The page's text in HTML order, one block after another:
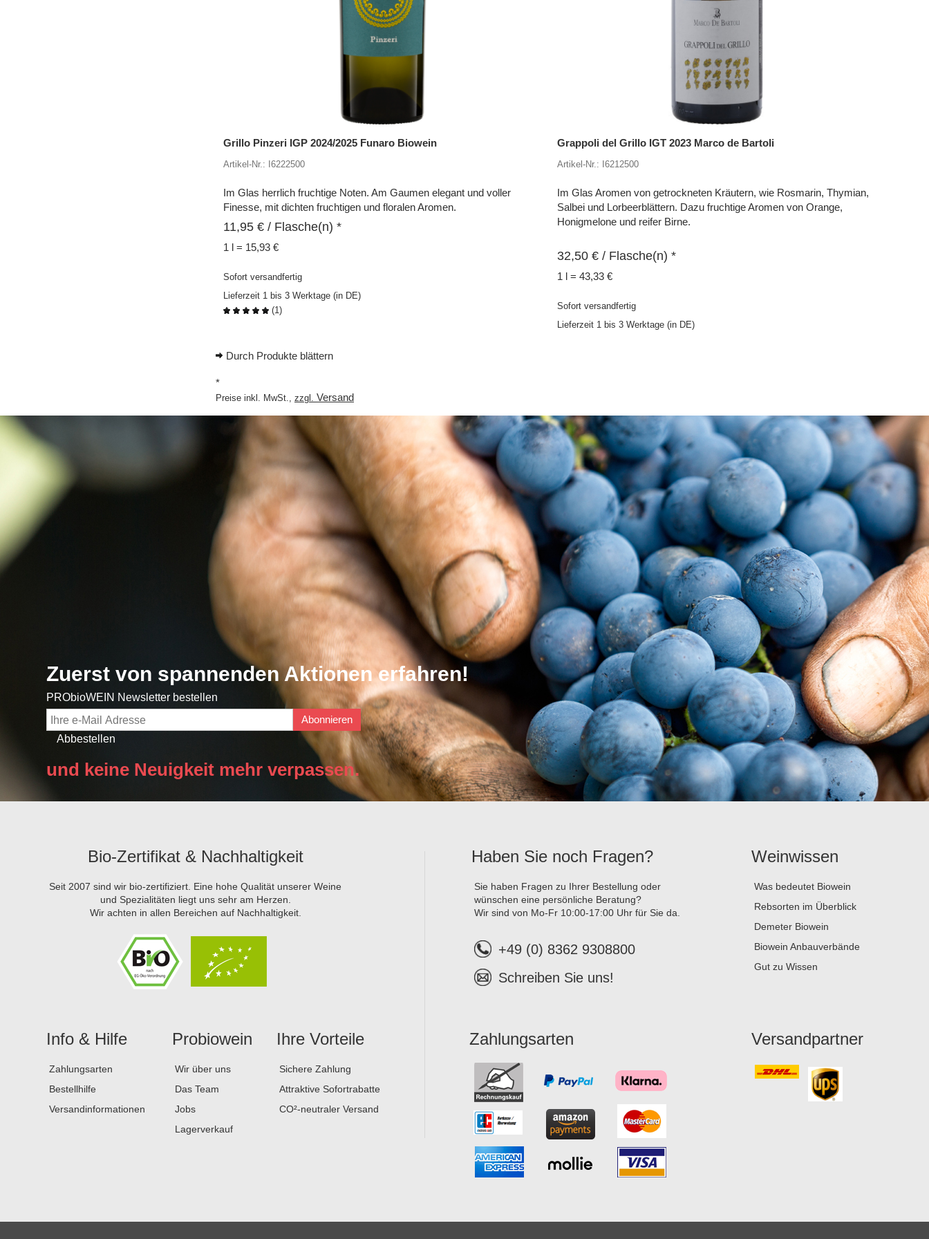
Grillo Pinzeri IGP 2024/2025 Funaro Biowein
Artikel-Nr.: I6222500
Im Glas herrlich fruchtige Noten. Am Gaumen elegant und voller
Finesse, mit dichten fruchtigen und floralen Aromen.
11,95 € / Flasche(n) *
1 l = 15,93 €
Sofort versandfertig
Lieferzeit 1 bis 3 Werktage (in DE)
(1)
Grappoli del Grillo IGT 2023 Marco de Bartoli
Artikel-Nr.: I6212500
Im Glas Aromen von getrockneten Kräutern, wie Rosmarin, Thymian,
Salbei und Lorbeerblättern. Dazu fruchtige Aromen von Orange,
Honigmelone und reifer Birne.
32,50 € / Flasche(n) *
1 l = 43,33 €
Sofort versandfertig
Lieferzeit 1 bis 3 Werktage (in DE)
Durch Produkte blättern
*
Preise inkl. MwSt., zzgl. Versand
Zuerst von spannenden Aktionen erfahren!
PRObioWEIN Newsletter bestellen
Abonnieren
Abbestellen
und keine Neuigkeit mehr verpassen.
Bio-Zertifikat & Nachhaltigkeit
Seit 2007 sind wir bio-zertifiziert. Eine hohe Qualität unserer Weine
und Spezialitäten liegt uns sehr am Herzen.
Wir achten in allen Bereichen auf Nachhaltigkeit.
Haben Sie noch Fragen?
Sie haben Fragen zu Ihrer Bestellung oder
wünschen eine persönliche Beratung?
Wir sind von Mo-Fr 10:00-17:00 Uhr für Sie da.
+49 (0) 8362 9308800
Schreiben Sie uns!
Weinwissen
Was bedeutet Biowein
Rebsorten im Überblick
Demeter Biowein
Biowein Anbauverbände
Gut zu Wissen
Info & Hilfe
Zahlungsarten
Bestellhilfe
Versandinformationen
Probiowein
Wir über uns
Das Team
Jobs
Lagerverkauf
Ihre Vorteile
Sichere Zahlung
Attraktive Sofortrabatte
CO²-neutraler Versand
Zahlungsarten Versandpartner
Überschrift